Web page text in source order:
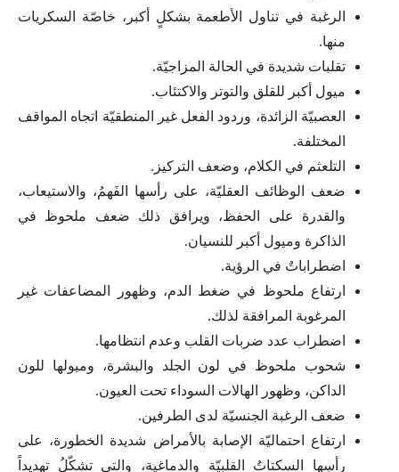
الرغبة في تناول الأطعمة بشكلٍ أكبر، خاصّة السكريات
منها.
تقلبات شديدة في الحالة المزاجيّة.
ميول أكبر للقلق والتوتر والاكتئاب.
العصبيّة الزائدة، وردود الفعل غير المنطقيّة اتجاه المواقف
المختلفة.
التلعثم في الكلام، وضعف التركيز.
ضعف الوظائف العقليّة، على رأسها الفَهمُ، والاستيعاب،
والقدرة على الحفظ، ويرافق ذلك ضعف ملحوظ في
الذاكرة وميول أكبر للنسيان.
اضطراباتٌ في الرؤية.
ارتفاع ملحوظ في ضغط الدم، وظهور المضاعفات غير
المرغوبة المرافقة لذلك.
اضطراب عدد ضربات القلب وعدم انتظامها.
شحوب ملحوظ في لون الجلد والبشرة، وميولها للون
الداكن، وظهور الهالات السوداء تحت العيون.
ضعف الرغبة الجنسيّة لدى الطرفين.
ارتفاع احتماليّة الإصابة بالأمراض شديدة الخطورة، على
رأسِها السكتاتُ القلبيّة والدماغية، والتي تشكّلُ تهديداً